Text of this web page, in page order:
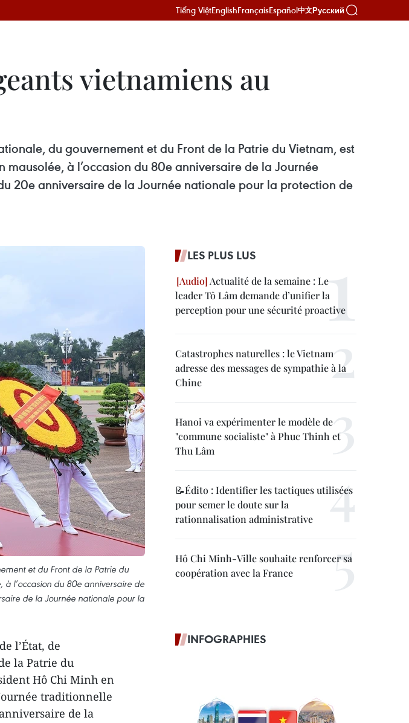
Tiếng ViệtEnglishFrançaisEspañol中文Русский
vietnamiens au
du gouvernement et du Front de la Patrie du Vietnam, est
à l’occasion du 80e anniversaire de la Journée
anniversaire de la Journée nationale pour la protection de
et du Front de la Patrie du
l’occasion du 80e anniversaire de
de la Journée nationale pour la
l’État, de
la Patrie du
Hô Chi Minh en
traditionnelle
de la
LES PLUS LUS
Actualité de la semaine : Le
leader Tô Lâm demande d’unifier la
perception pour une sécurité proactive
Catastrophes naturelles : le Vietnam
adresse des messages de sympathie à la
Chine
Hanoi va expérimenter le modèle de
"commune socialiste" à Phuc Thinh et
Thu Lâm
📝Édito : Identifier les tactiques utilisées
pour semer le doute sur la
rationnalisation administrative
Hô Chi Minh-Ville souhaite renforcer sa
coopération avec la France
INFOGRAPHIES